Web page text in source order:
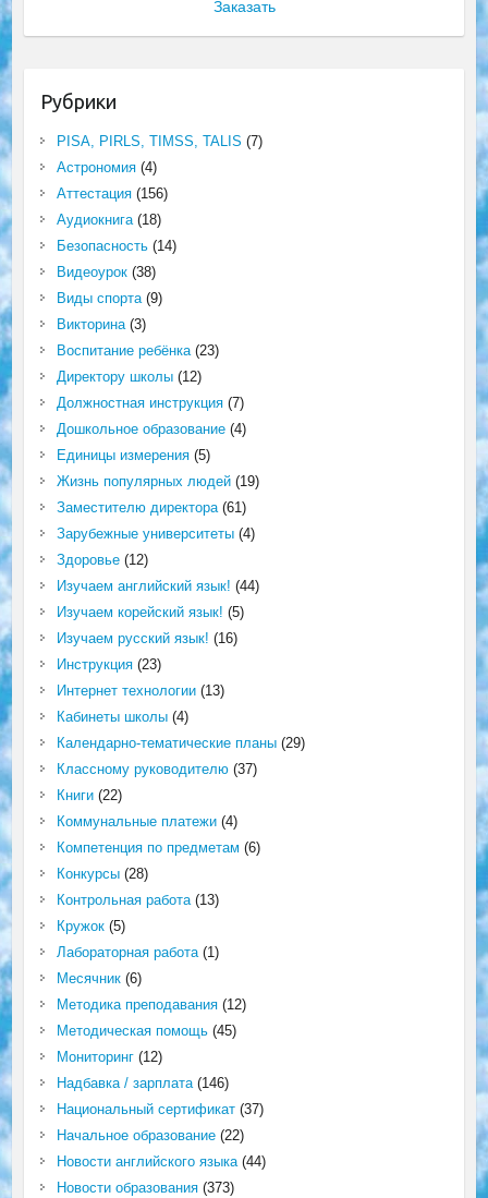
Заказать
Рубрики
PISA, PIRLS, TIMSS, TALIS (7)
Астрономия(4)
Аттестация(156)
Аудиокнига(18)
Безопасность(14)
Видеоурок(38)
Виды спорта(9)
Викторина(3)
Воспитание ребёнка(23)
Директору школы(12)
Должностная инструкция(7)
Дошкольное образование(4)
Единицы измерения(5)
Жизнь популярных людей(19)
Заместителю директора(61)
Зарубежные университеты(4)
Здоровье(12)
Изучаем английский язык! (44)
Изучаем корейский язык! (5)
Изучаем русский язык! (16)
Инструкция(23)
Интернет технологии(13)
Кабинеты школы(4)
Календарно-тематические планы(29)
Классному руководителю(37)
Книги(22)
Коммунальные платежи(4)
Компетенция по предметам (6)
Конкурсы(28)
Контрольная работа(13)
Кружок(5)
Лабораторная работа(1)
Месячник(6)
Методика преподавания(12)
Методическая помощь(45)
Мониторинг(12)
Надбавка / зарплата(146)
Национальный сертификат(37)
Начальное образование(22)
Новости английского языка(44)
Новости образования(373)